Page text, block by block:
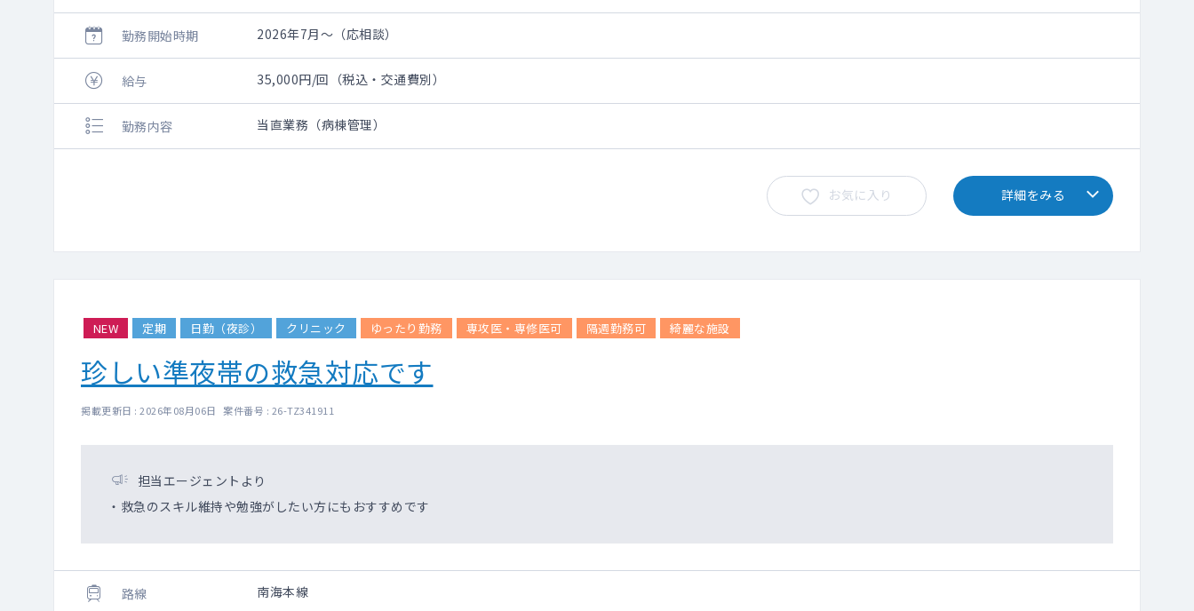
勤務開始時期 2026年7月～（応相談）
給与 35,000円/回（税込・交通費別）
勤務内容 当直業務（病棟管理）
お気に入り 詳細をみる
NEW 定期 日勤（夜診） クリニック ゆったり勤務 専攻医・専修医可 隔週勤務可 綺麗な施設
珍しい準夜帯の救急対応です
掲載更新日 : 2026年08月06日 案件番号 : 26-TZ341911
担当エージェントより
・救急のスキル維持や勉強がしたい方にもおすすめです
路線 南海本線